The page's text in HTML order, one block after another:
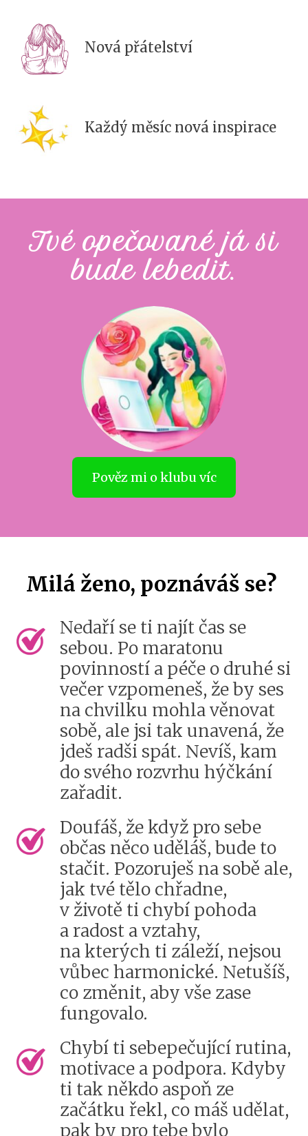
Nová přátelství
Každý měsíc nová inspirace
Tvé opečované já si
bude lebedit.
Pověz mi o klubu víc
Milá ženo, poznáváš se?
Nedaří se ti najít čas se
sebou. Po maratonu
povinností a péče o druhé si
večer vzpomeneš, že by ses
na chvilku mohla věnovat
sobě, ale jsi tak unavená, že
jdeš radši spát. Nevíš, kam
do svého rozvrhu hýčkání
zařadit.
Doufáš, že když pro sebe
občas něco uděláš, bude to
stačit. Pozoruješ na sobě ale,
jak tvé tělo chřadne,
v životě ti chybí pohoda
a radost a vztahy,
na kterých ti záleží, nejsou
vůbec harmonické. Netušíš,
co změnit, aby vše zase
fungovalo.
Chybí ti sebepečující rutina,
motivace a podpora. Kdyby
ti tak někdo aspoň ze
začátku řekl, co máš udělat,
pak by pro tebe bylo